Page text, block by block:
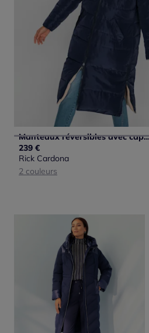
Manteaux réversibles avec
239 €
Rick Cardona
2 couleurs